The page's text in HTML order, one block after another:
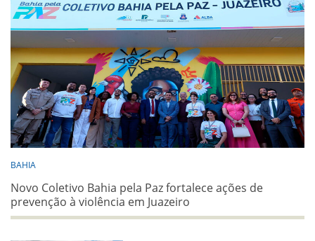
BAHIA
Novo Coletivo Bahia pela Paz fortalece ações de
prevenção à violência em Juazeiro